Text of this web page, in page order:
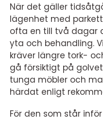
När det gäller
lägenhet med
ofta en till två dagar
yta och behandling.
kräver längre tork-
gå försiktigt på
tunga möbler och
härdat enligt
För den som står